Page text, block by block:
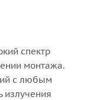
спектр
монтажа.
с любым
излучения